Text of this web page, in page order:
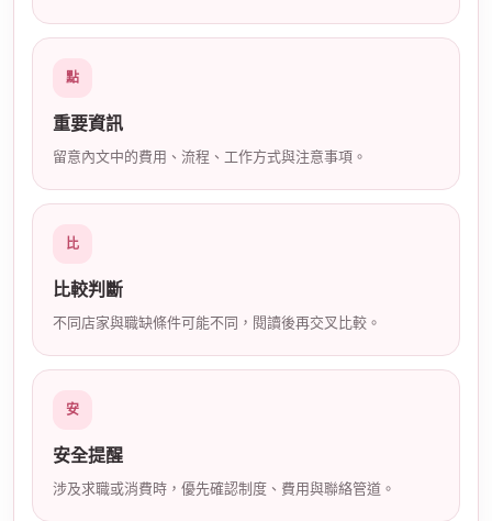
點
重要資訊
留意內文中的費用、流程、工作方式與注意事項。
比
比較判斷
不同店家與職缺條件可能不同，閱讀後再交叉比較。
安
安全提醒
涉及求職或消費時，優先確認制度、費用與聯絡管道。